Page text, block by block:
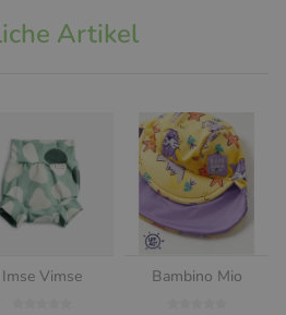
Artikel
Imse Vimse Bambino Mio